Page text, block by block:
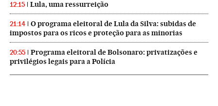
12:15 Lula, uma ressurreição
21:14
O programa eleitoral de Lula da Silva: subidas de
impostos para os ricos e proteção para as minorias
20:55
Programa eleitoral de Bolsonaro: privatizações e
privilégios legais para a Polícia